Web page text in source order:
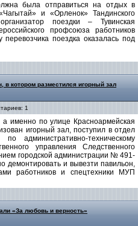
была отправиться на отдых в
и «Орленок» Тандинского
поездки – Тувинская
профсоюза работников
поездка оказалась под
в котором разместился игорный зал
1
именно по улице Красноармейская
игорный зал, поступил в отдел
административно-техническому
управления Следственного
городской администрации № 491-
демонтировать и вывезти павильон,
работников и спецтехники МУП
«За любовь и верность»